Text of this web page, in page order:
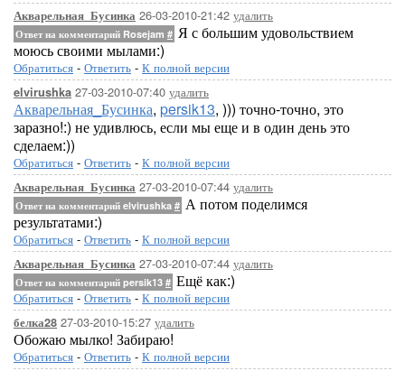
Акварельная_Бусинка 26-03-2010-21:42 удалить
Ответ на комментарий Rosejam # Я с большим удовольствием
моюсь своими мылами:)
Обратиться - Ответить - К полной версии
elvirushka 27-03-2010-07:40 удалить
Акварельная_Бусинка, persik13, ))) точно-точно, это
заразно!:) не удивлюсь, если мы еще и в один день это
сделаем:))
Обратиться - Ответить - К полной версии
Акварельная_Бусинка 27-03-2010-07:44 удалить
Ответ на комментарий elvirushka # А потом поделимся
результатами:)
Обратиться - Ответить - К полной версии
Акварельная_Бусинка 27-03-2010-07:44 удалить
Ответ на комментарий persik13 # Ещё как:)
Обратиться - Ответить - К полной версии
белка28 27-03-2010-15:27 удалить
Обожаю мылко! Забираю!
Обратиться - Ответить - К полной версии